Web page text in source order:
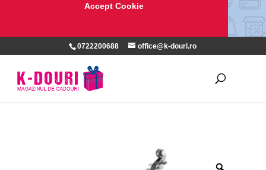
Accept Cookie
0722200688 office@k-douri.ro